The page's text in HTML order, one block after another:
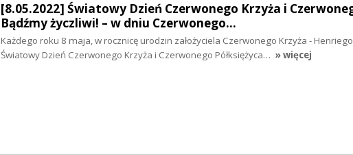
[8.05.2022] Światowy Dzień Czerwonego Krzyża i
Bądźmy życzliwi! – w dniu Czerwonego…
Każdego roku 8 maja, w rocznicę urodzin założyciela Czerwonego Krzyża -
Światowy Dzień Czerwonego Krzyża i Czerwonego Półksiężyca… » więcej